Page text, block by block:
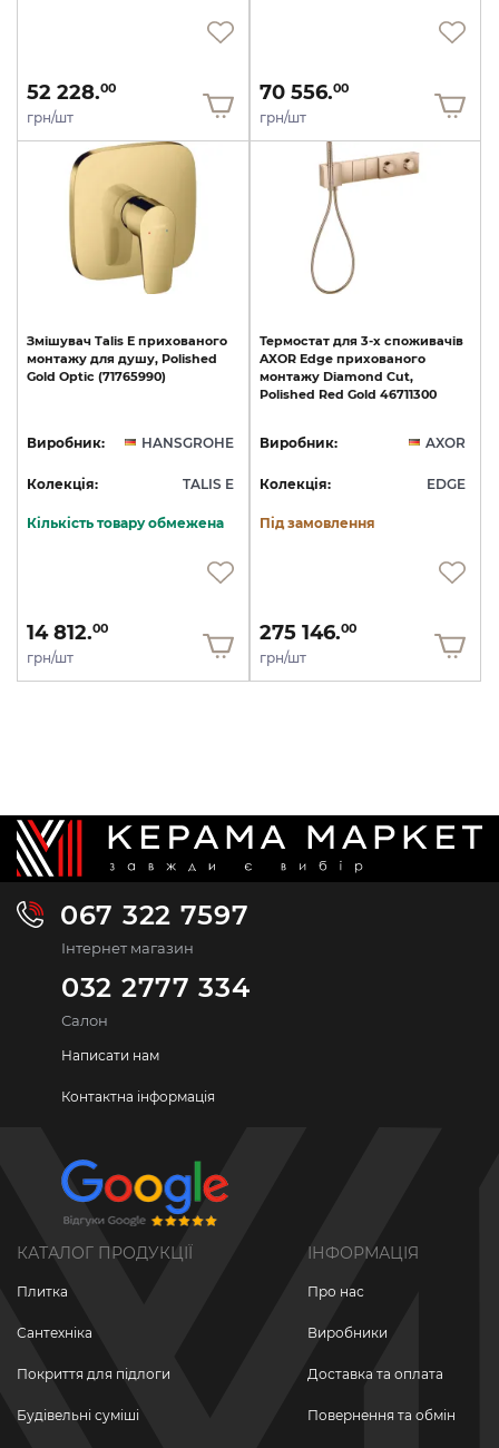
52 228.00
грн/шт
70 556.00
грн/шт
Змішувач Talis E прихованого
монтажу для душу, Polished
Gold Optic (71765990)
Виробник: HANSGROHE
Колекція: TALIS E
Кількість товару обмежена
14 812.00
грн/шт
Термостат для 3-х споживачів
AXOR Edge прихованого
монтажу Diamond Cut,
Polished Red Gold 46711300
Виробник: AXOR
Колекція: EDGE
Під замовлення
275 146.00
грн/шт
067 322 7597
Інтернет магазин
032 2777 334
Салон
Написати нам
Контактна інформація
КАТАЛОГ ПРОДУКЦІЇ
Плитка
Сантехніка
Покриття для підлоги
Будівельні суміші
ІНФОРМАЦІЯ
Про нас
Виробники
Доставка та оплата
Повернення та обмін